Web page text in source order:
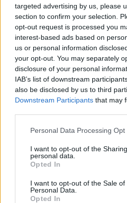
targeted advertising by us, please
section to confirm your selection.
opt-out request is processed you
interest-based ads based on
us or personal information
your opt-out. You may separately
disclosure of your personal
IAB’s list of downstream
also be disclosed by us to third
Downstream Participants that may
Please note that this website/app
not limited to your visit or usage
grant or deny consent to Google
use your data for below specified
consent section.
Personal Data Processing Opt
I want to opt-out of the
personal data.
Opted In
I want to opt-out of the Sale of
Personal Data.
Opted In
υπερκερδών που θα
Το ποσό των πραγματικών
ξεπερνά σημαντικά τα 927
υπολόγισε η Ρυθμιστική
ένα εξάμηνο. Μάλιστα η
εκτιμά ότι τα υπερκέρδη
Ιούνιος 2022, εκτιμώνται σε
«ουρανοκατέβατα» κέρδη
Ιουλίου 2021-Ιουνίου 2022
καταναλωτές και